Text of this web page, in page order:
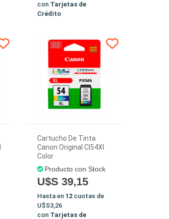
con Tarjetas de
Crédito
Cartucho De Tinta
Canon Original Cl54Xl
Color
Producto con Stock
U$S 39,15
Hasta en 12 cuotas de
U$S3,26
con Tarjetas de